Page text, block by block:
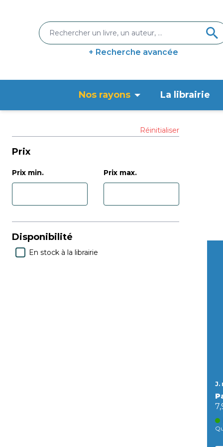
+ Recherche avancée
Nos rayons La librairie
Réinitialiser
Prix
Prix min. Prix max.
Disponibilité
En stock à la librairie
J.